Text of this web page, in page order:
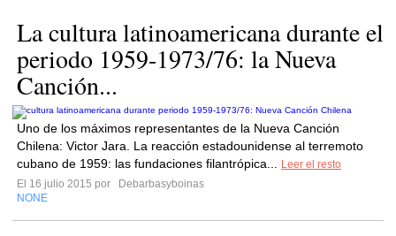
La cultura latinoamericana durante el
periodo 1959-1973/76: la Nueva
Canción...
Uno de los máximos representantes de la Nueva Canción
Chilena: Victor Jara. La reacción estadounidense al terremoto
cubano de 1959: las fundaciones filantrópica...
Leer el resto
El 16 julio 2015 por
Debarbasyboinas
NONE